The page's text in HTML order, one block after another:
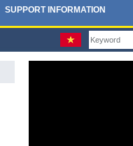
SUPPORT INFORMATION